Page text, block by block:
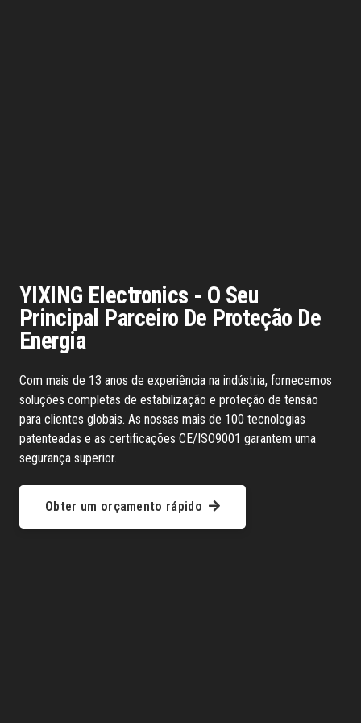
YIXING Electronics - O Seu
Principal Parceiro De Proteção De
Energia
Com mais de 13 anos de experiência na indústria, fornecemos
soluções completas de estabilização e proteção de tensão
para clientes globais. As nossas mais de 100 tecnologias
patenteadas e as certificações CE/ISO9001 garantem uma
segurança superior.
Obter um orçamento rápido